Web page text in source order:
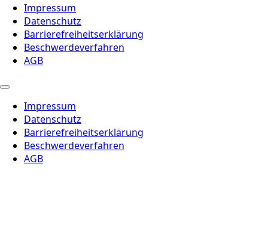
Impressum
Datenschutz
Barrierefreiheitserklärung
Beschwerdeverfahren
AGB
Impressum
Datenschutz
Barrierefreiheitserklärung
Beschwerdeverfahren
AGB